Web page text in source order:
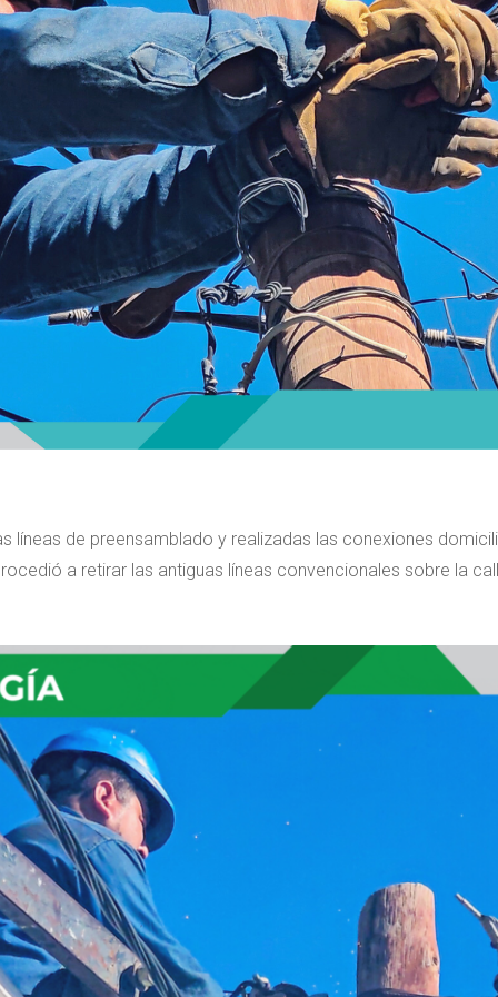
líneas de preensamblado y realizadas las conexiones
a retirar las antiguas líneas convencionales sobre la